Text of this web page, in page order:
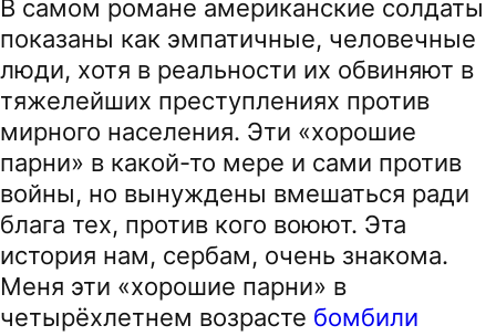
В самом романе американские солдаты
показаны как эмпатичные, человечные
люди, хотя в реальности их обвиняют в
тяжелейших преступлениях против
мирного населения. Эти «хорошие
парни» в какой-то мере и сами против
войны, но вынуждены вмешаться ради
блага тех, против кого воюют. Эта
история нам, сербам, очень знакома.
Меня эти «хорошие парни» в
четырёхлетнем возрасте бомбили